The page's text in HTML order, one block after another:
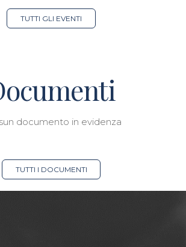
TUTTI GLI EVENTI
documento in evidenza
TUTTI I DOCUMENTI